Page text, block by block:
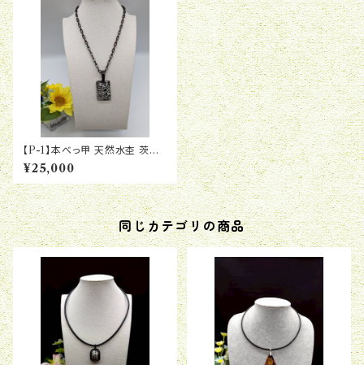
【P-1】本べっ甲 天然水杢 茨布
長方形 リバーシブル ペンダント
¥25,000
同じカテゴリの商品